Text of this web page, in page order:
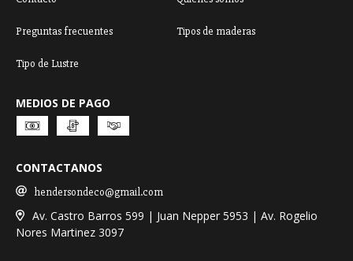
Preguntas frecuentes Tipos de maderas
Tipo de Lustre
MEDIOS DE PAGO
CONTACTANOS
hendersondeco@gmail.com
Av. Castro Barros 599 | Juan Nepper 5953 | Av. Rogelio
Nores Martinez 3097